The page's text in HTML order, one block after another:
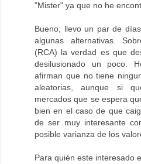
"Mister" ya que no he
Bueno, llevo un par de
algunas alternativas.
(RCA) la verdad es que
desilusionado un poco.
afirman que no tiene
aleatorias, aunque si
mercados que se espera
bien en el caso de que
de ser muy interesante
posible varianza de los
Para quién este interesado